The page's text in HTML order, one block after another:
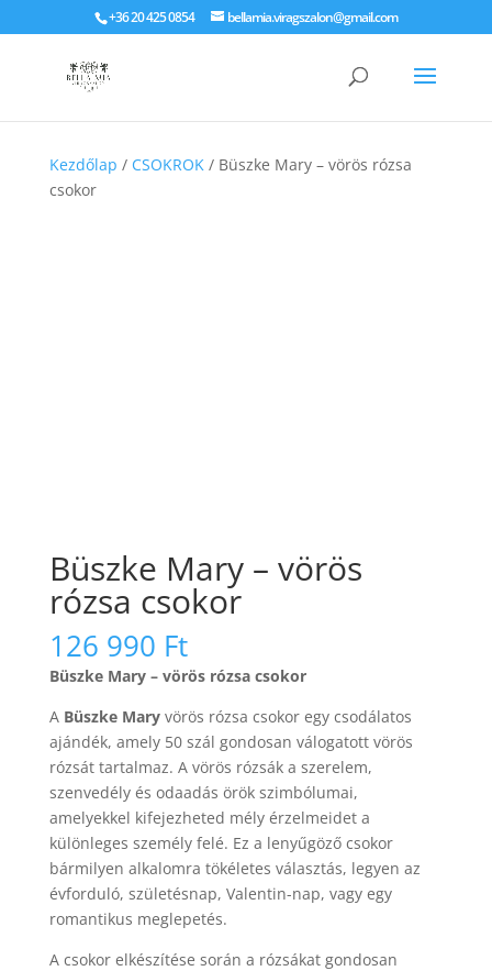
+36 20 425 0854 bellamia.viragszalon@gmail.com
Kezdőlap / CSOKROK/ Büszke Mary – vörös rózsa
csokor
Büszke Mary – vörös
rózsa csokor
126 990 Ft
Büszke Mary – vörös rózsa csokor
A Büszke Maryvörös rózsa csokor egy csodálatos
ajándék, amely 50 szál gondosan válogatott vörös
rózsát tartalmaz. A vörös rózsák a szerelem,
szenvedély és odaadás örök szimbólumai,
amelyekkel kifejezheted mély érzelmeidet a
különleges személy felé. Ez a lenyűgöző csokor
bármilyen alkalomra tökéletes választás, legyen az
évforduló, születésnap, Valentin-nap, vagy egy
romantikus meglepetés.
A csokor elkészítése során a rózsákat gondosan